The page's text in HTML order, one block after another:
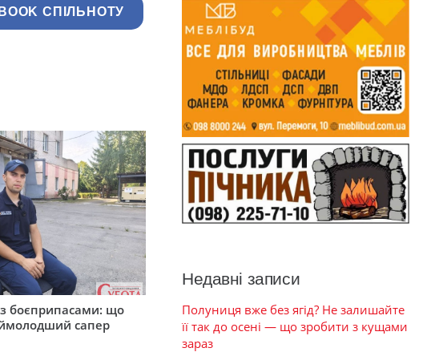
СПІЛЬНОТУ
боєприпасами: що
сапер
Недавні записи
Полуниця вже без ягід? Не залишайте
її так до осені — що зробити з кущами
зараз